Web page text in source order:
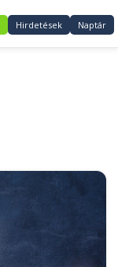
Hirdetések Naptár